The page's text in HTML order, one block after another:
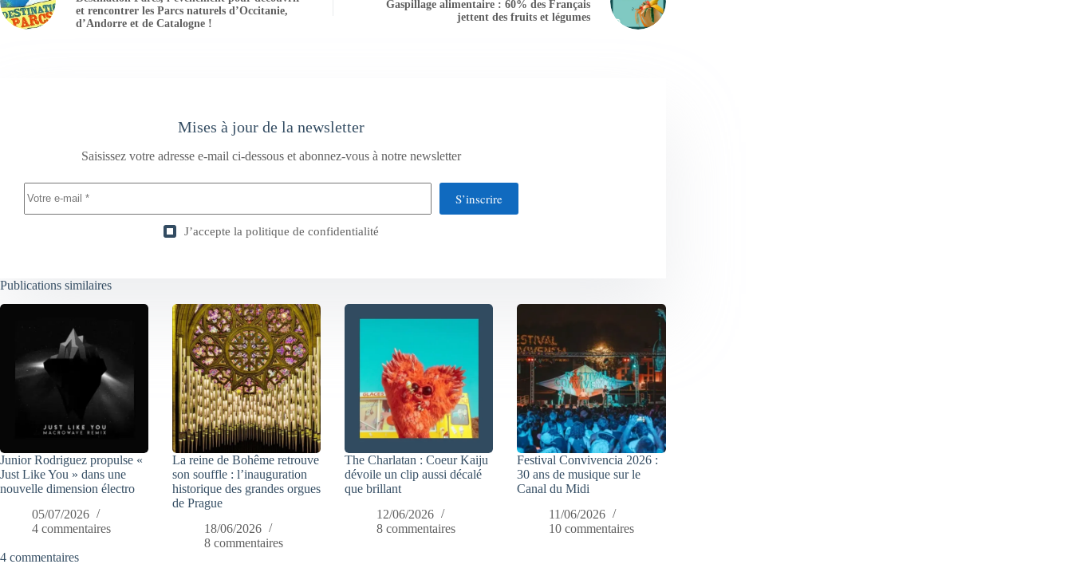
et rencontrer les Parcs naturels d’Occitanie,
d’Andorre et de Catalogne !
Gaspillage alimentaire : 60% des Français
jettent des fruits et légumes
Mises à jour de la newsletter
Saisissez votre adresse e-mail ci-dessous et abonnez-vous à notre newsletter
S’inscrire
J’accepte la politique de confidentialité
Publications similaires
Junior Rodriguez propulse «
Just Like You » dans une
nouvelle dimension électro
05/07/2026
4 commentaires
La reine de Bohême retrouve
son souffle : l’inauguration
historique des grandes orgues
de Prague
18/06/2026
8 commentaires
The Charlatan : Coeur Kaiju
dévoile un clip aussi décalé
que brillant
12/06/2026
8 commentaires
Festival Convivencia 2026 :
30 ans de musique sur le
Canal du Midi
11/06/2026
10 commentaires
4 commentaires